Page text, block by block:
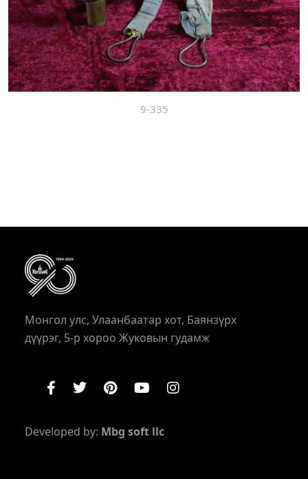
9-335
Монгол улс, Улаанбаатар хот, Баянзүрх
дүүрэг, 5-р хороо Жуковын гудамж
Developed by: Mbg soft llc